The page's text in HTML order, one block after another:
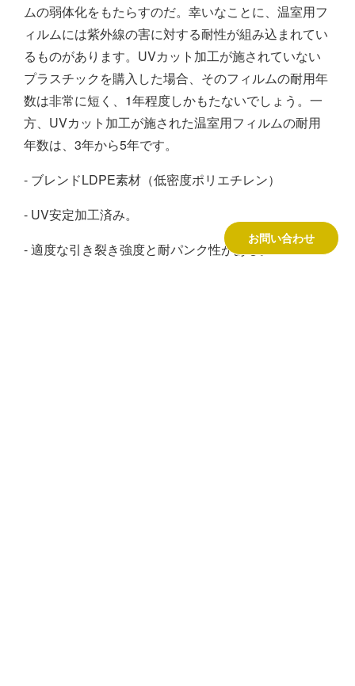
ムの弱体化をもたらすのだ。幸いなことに、温室用フ
ィルムには紫外線の害に対する耐性が組み込まれてい
るものがあります。UVカット加工が施されていない
プラスチックを購入した場合、そのフィルムの耐用年
数は非常に短く、1年程度しかもたないでしょう。一
方、UVカット加工が施された温室用フィルムの耐用
年数は、3年から5年です。
- ブレンドLDPE素材（低密度ポリエチレン）
- UV安定加工済み。
- 適度な引き裂き強度と耐パンク性がある。
お問い合わせ